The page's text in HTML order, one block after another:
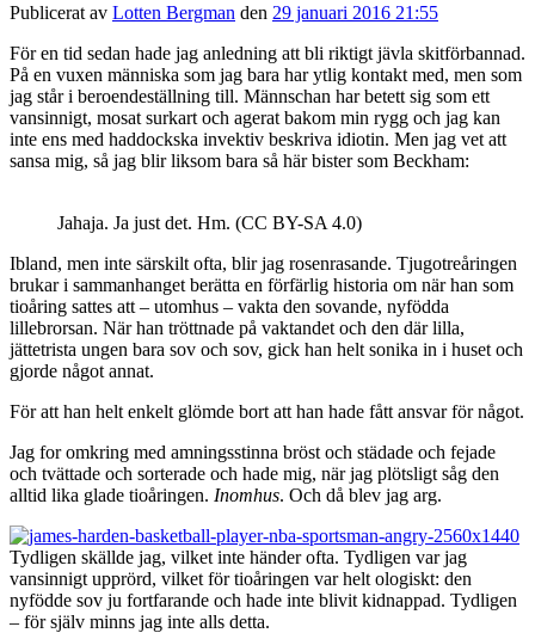
Publicerat av Lotten Bergman den 29 januari 2016 21:55
För en tid sedan hade jag anledning att bli riktigt jävla skitförbannad.
På en vuxen människa som jag bara har ytlig kontakt med, men som
jag står i beroendeställning till. Männschan har betett sig som ett
vansinnigt, mosat surkart och agerat bakom min rygg och jag kan
inte ens med haddockska invektiv beskriva idiotin. Men jag vet att
sansa mig, så jag blir liksom bara så här bister som Beckham:
Jahaja. Ja just det. Hm. (CC BY-SA 4.0)
Ibland, men inte särskilt ofta, blir jag rosenrasande. Tjugotreåringen
brukar i sammanhanget berätta en förfärlig historia om när han som
tioåring sattes att – utomhus – vakta den sovande, nyfödda
lillebrorsan. När han tröttnade på vaktandet och den där lilla,
jättetrista ungen bara sov och sov, gick han helt sonika in i huset och
gjorde något annat.
För att han helt enkelt glömde bort att han hade fått ansvar för något.
Jag for omkring med amningsstinna bröst och städade och fejade
och tvättade och sorterade och hade mig, när jag plötsligt såg den
alltid lika glade tioåringen. Inomhus. Och då blev jag arg.
Tydligen skällde jag, vilket inte händer ofta. Tydligen var jag
vansinnigt upprörd, vilket för tioåringen var helt ologiskt: den
nyfödde sov ju fortfarande och hade inte blivit kidnappad. Tydligen
– för själv minns jag inte alls detta.